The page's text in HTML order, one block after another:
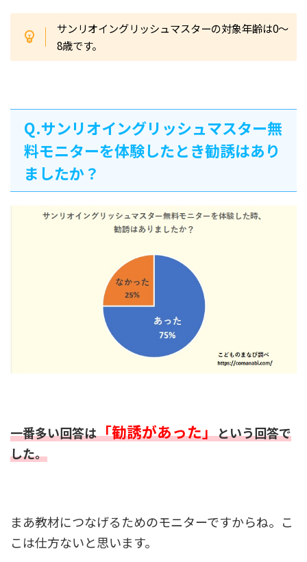
サンリオイングリッシュマスターの対象年齢は0～
8歳です。
Q.サンリオイングリッシュマスター無
料モニターを体験したとき勧誘はあり
ましたか？
一番多い回答は「勧誘があった」という回答で
した。
まあ教材につなげるためのモニターですからね。こ
こは仕方ないと思います。